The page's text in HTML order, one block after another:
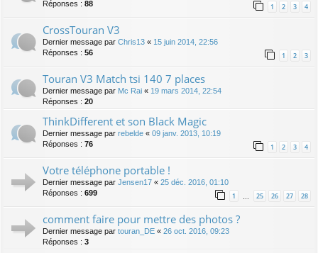
Réponses : 88 1 2 3 4
CrossTouran V3
Dernier message par Chris13 « 15 juin 2014, 22:56
Réponses : 56 1 2 3
Touran V3 Match tsi 140 7 places
Dernier message par Mc Rai « 19 mars 2014, 22:54
Réponses : 20
ThinkDifferent et son Black Magic
Dernier message par rebelde « 09 janv. 2013, 10:19
Réponses : 76 1 2 3 4
Votre téléphone portable !
Dernier message par Jensen17 « 25 déc. 2016, 01:10
Réponses : 699 1 25 26 27 28
comment faire pour mettre des photos ?
Dernier message par touran_DE « 26 oct. 2016, 09:23
Réponses : 3